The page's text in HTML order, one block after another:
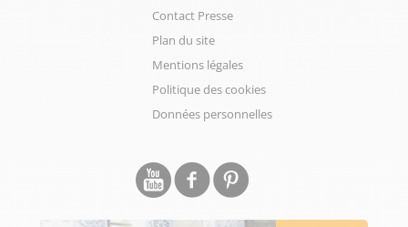
Contact Presse
Plan du site
Mentions légales
Politique des cookies
Données personnelles